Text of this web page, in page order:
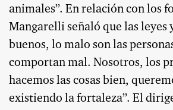
animales”. En relación con los
Mangarelli señaló que las leyes
buenos, lo malo son las
comportan mal. Nosotros, los
hacemos las cosas bien,
existiendo la fortaleza”. El